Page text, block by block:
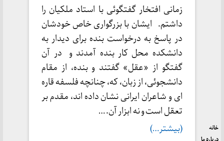
زمانی افتخار گفتگوئی با استاد ملکیان را
داشتم. ایشان با بزرگواری خاص خودشان
در پاسخ به درخواست بنده برای دیدار به
دانشکده محل کار بنده آمدند و در آن
گفتگو از «عقل» گفتند و بنده، از مقام
دانشجوئی، از زبان، که، چنانچه فلسفه قاره
ای و شاعران ایرانی نشان داده اند، مقدم بر
تعقل است و نه ابزار آن. …
(بیشتر…)
خانه